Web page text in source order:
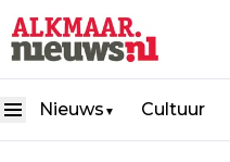
Nieuws ▼ Cultuur